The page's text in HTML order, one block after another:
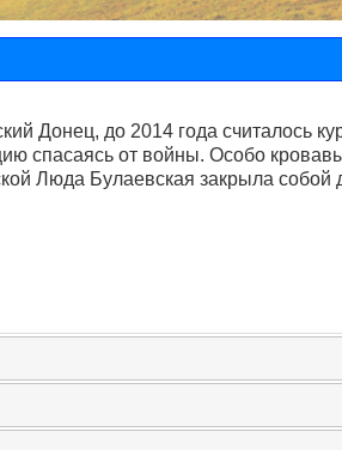
Донец, до 2014 года считалось
спасаясь от войны. Особо
Люда Булаевская закрыла собой